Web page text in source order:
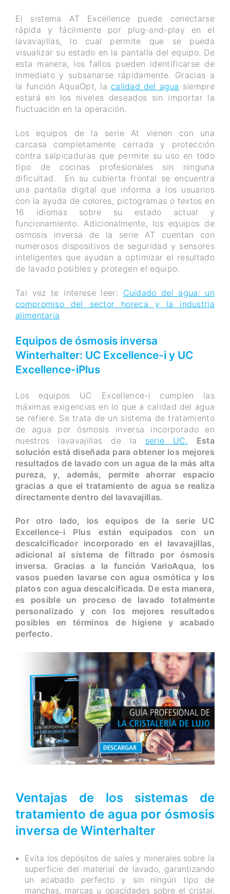
El sistema AT Excellence puede conectarse
rápida y fácilmente por plug-and-play en el
lavavajillas, lo cual permite que se pueda
visualizar su estado en la pantalla del equipo. De
esta manera, los fallos pueden identificarse de
inmediato y subsanarse rápidamente. Gracias a
la función AquaOpt, la calidad del agua siempre
estará en los niveles deseados sin importar la
fluctuación en la operación.
Los equipos de la serie At vienen con una
carcasa completamente cerrada y protección
contra salpicaduras que permite su uso en todo
tipo de cocinas profesionales sin ninguna
dificultad. En su cubierta frontal se encuentra
una pantalla digital que informa a los usuarios
con la ayuda de colores, pictogramas o textos en
16 idiomas sobre su estado actual y
funcionamiento. Adicionalmente, los equipos de
osmosis inversa de la serie AT cuentan con
numerosos dispositivos de seguridad y sensores
inteligentes que ayudan a optimizar el resultado
de lavado posibles y protegen el equipo.
Tal vez te interese leer: Cuidado del agua: un
compromiso del sector horeca y la industria
alimentaria
Equipos de ósmosis inversa
Winterhalter: UC Excellence-i y UC
Excellence-iPlus
Los equipos UC Excellence-i cumplen las
máximas exigencias en lo que a calidad del agua
se refiere. Se trata de un sistema de tratamiento
de agua por ósmosis inversa incorporado en
nuestros lavavajillas de la serie UC.
Esta
solución está diseñada para obtener los mejores
resultados de lavado con un agua de la más alta
pureza, y, además, permite ahorrar espacio
gracias a que el tratamiento de agua se realiza
directamente dentro del lavavajillas.
Por otro lado, los equipos de la serie UC
Excellence-i Plus están equipados con un
descalcificador incorporado en el lavavajillas,
adicional al sistema de filtrado por ósmosis
inversa. Gracias a la función VarioAqua, los
vasos pueden lavarse con agua osmótica y los
platos con agua descalcificada. De esta manera,
es posible un proceso de lavado totalmente
personalizado y con los mejores resultados
posibles en términos de higiene y acabado
perfecto.
Ventajas de los sistemas de
tratamiento de agua por ósmosis
inversa de Winterhalter
Evita los depósitos de sales y minerales sobre la
superficie del material de lavado, garantizando
un acabado perfecto y sin ningún tipo de
manchas, marcas u opacidades sobre el cristal,